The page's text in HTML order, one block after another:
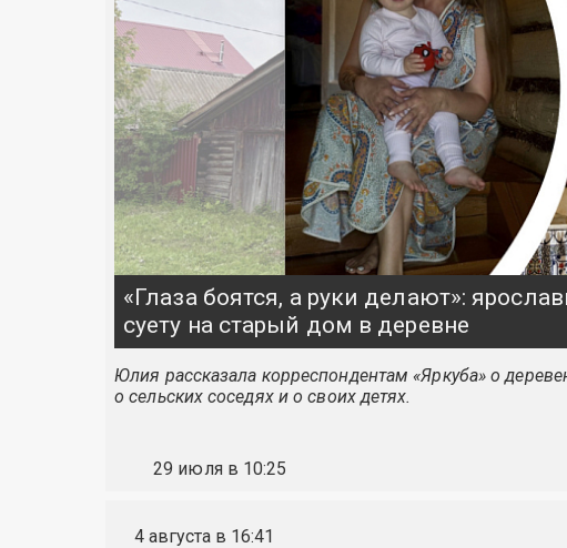
«Глаза боятся, а руки делают»:
суету на старый дом в деревне
Юлия рассказала корреспондентам «Яркуба» о
о сельских соседях и о своих детях.
29 июля в 10:25
4 августа в 16:41